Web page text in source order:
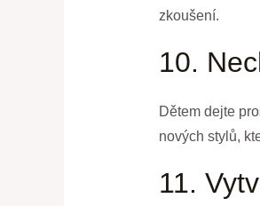
zkoušení.
10.
Dětem dejte
nových stylů,
11.